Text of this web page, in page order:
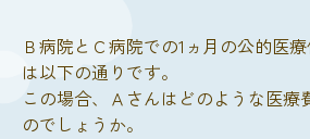
Ｂ病院とＣ病院での1ヵ月の公的医
は以下の通りです。
この場合、Ａさんはどのような医療
のでしょうか。